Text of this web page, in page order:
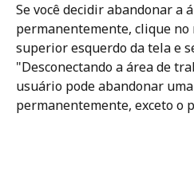
Se você decidir abandonar a
permanentemente, clique no
superior esquerdo da tela e
"Desconectando a área de
usuário pode abandonar
permanentemente, exceto o